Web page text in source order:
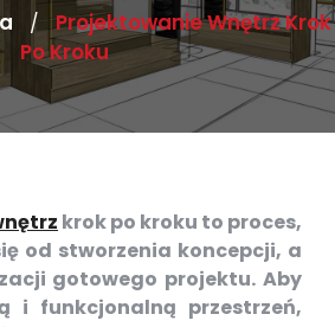
/
Projektowanie Wnętrz Krok
Po Kroku
krok po kroku to proces,
od stworzenia koncepcji, a
gotowego projektu. Aby
i funkcjonalną przestrzeń,